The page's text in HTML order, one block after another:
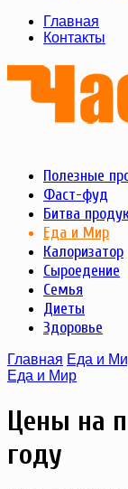
Главная
Контакты
Полезные
Фаст-фуд
Битва
Еда и Мир
Калоризатор
Сыроедение
Семья
Диеты
Здоровье
Главная Еда и
Еда и Мир
Цены на
году